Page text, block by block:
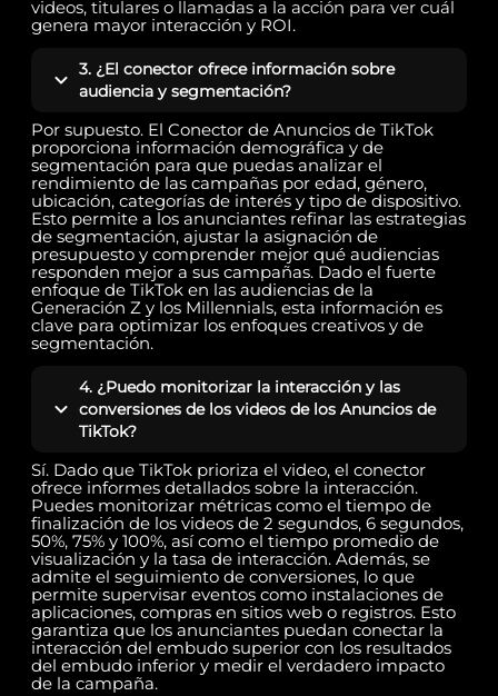
videos, titulares o llamadas a la acción para ver cuál
genera mayor interacción y ROI.
3. ¿El conector ofrece información sobre
audiencia y segmentación?
Por supuesto. El Conector de Anuncios de TikTok
proporciona información demográfica y de
segmentación para que puedas analizar el
rendimiento de las campañas por edad, género,
ubicación, categorías de interés y tipo de dispositivo.
Esto permite a los anunciantes refinar las estrategias
de segmentación, ajustar la asignación de
presupuesto y comprender mejor qué audiencias
responden mejor a sus campañas. Dado el fuerte
enfoque de TikTok en las audiencias de la
Generación Z y los Millennials, esta información es
clave para optimizar los enfoques creativos y de
segmentación.
4. ¿Puedo monitorizar la interacción y las
conversiones de los videos de los Anuncios de
TikTok?
Sí. Dado que TikTok prioriza el video, el conector
ofrece informes detallados sobre la interacción.
Puedes monitorizar métricas como el tiempo de
finalización de los videos de 2 segundos, 6 segundos,
50%, 75% y 100%, así como el tiempo promedio de
visualización y la tasa de interacción. Además, se
admite el seguimiento de conversiones, lo que
permite supervisar eventos como instalaciones de
aplicaciones, compras en sitios web o registros. Esto
garantiza que los anunciantes puedan conectar la
interacción del embudo superior con los resultados
del embudo inferior y medir el verdadero impacto
de la campaña.